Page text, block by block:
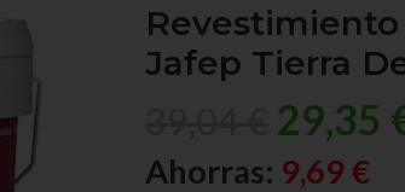
Jafep Tierra
29,35
Ahorras: 9,69 €